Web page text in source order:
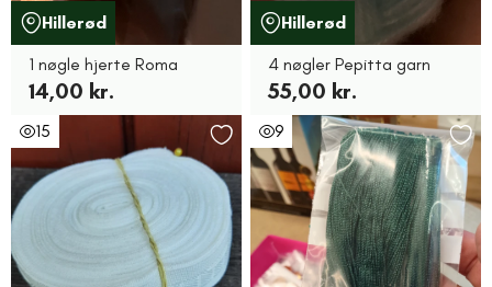
Hillerød
1 nøgle hjerte Roma
14,00 kr.
Hillerød
4 nøgler Pepitta garn
55,00 kr.
15 9